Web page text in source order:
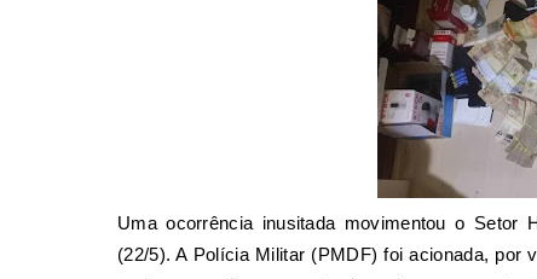
Uma ocorrência inusitada movimentou o Setor
(22/5). A Polícia Militar (PMDF) foi acionada, por